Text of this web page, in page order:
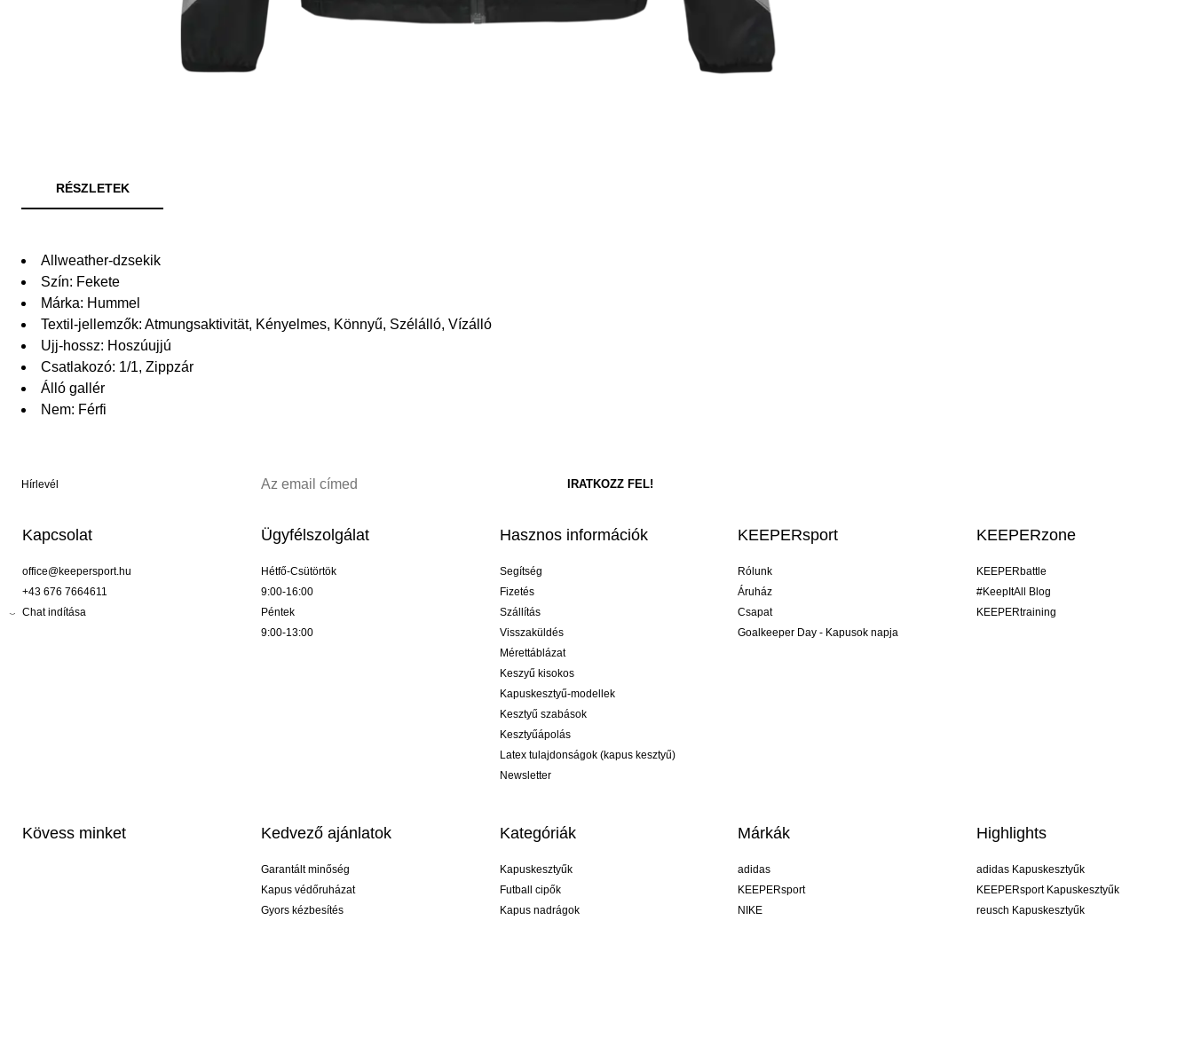
RÉSZLETEK
Allweather-dzsekik
Szín: Fekete
Márka: Hummel
Textil-jellemzők: Atmungsaktivität, Kényelmes, Könnyű, Szélálló, Vízálló
Ujj-hossz: Hoszúujjú
Csatlakozó: 1/1, Zippzár
Álló gallér
Nem: Férfi
Hírlevél
Kapcsolat
office@keepersport.hu
+43 676 7664611
Chat indítása
Ügyfélszolgálat
Hétfő-Csütörtök
9:00-16:00
Péntek
9:00-13:00
Hasznos információk
Segítség
Fizetés
Szállítás
Visszaküldés
Mérettáblázat
Keszyű kisokos
Kapuskesztyű-modellek
Kesztyű szabások
Kesztyűápolás
Latex tulajdonságok (kapus kesztyű)
Newsletter
KEEPERsport
Rólunk
Áruház
Csapat
Goalkeeper Day - Kapusok napja
KEEPERzone
KEEPERbattle
#KeepItAll Blog
KEEPERtraining
Kövess minket Kedvező ajánlatok
Garantált minőség
Kapus védőruházat
Gyors kézbesítés
Kategóriák
Kapuskesztyűk
Futball cipők
Kapus nadrágok
Márkák
adidas
KEEPERsport
NIKE
Highlights
adidas Kapuskesztyűk
KEEPERsport Kapuskesztyűk
reusch Kapuskesztyűk